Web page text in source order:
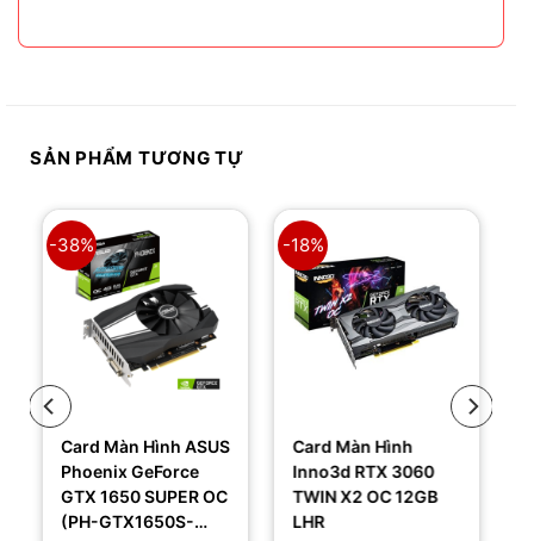
SẢN PHẨM TƯƠNG TỰ
-38%
Card Màn Hình ASUS
Phoenix GeForce
GTX 1650 SUPER OC
(PH-GTX1650S-
-18%
Card Màn Hình
Inno3d RTX 3060
TWIN X2 OC 12GB
LHR